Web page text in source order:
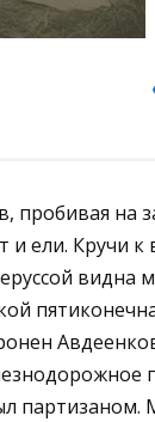
пробивая на
и ели. Кручи к
видна
партизаном.